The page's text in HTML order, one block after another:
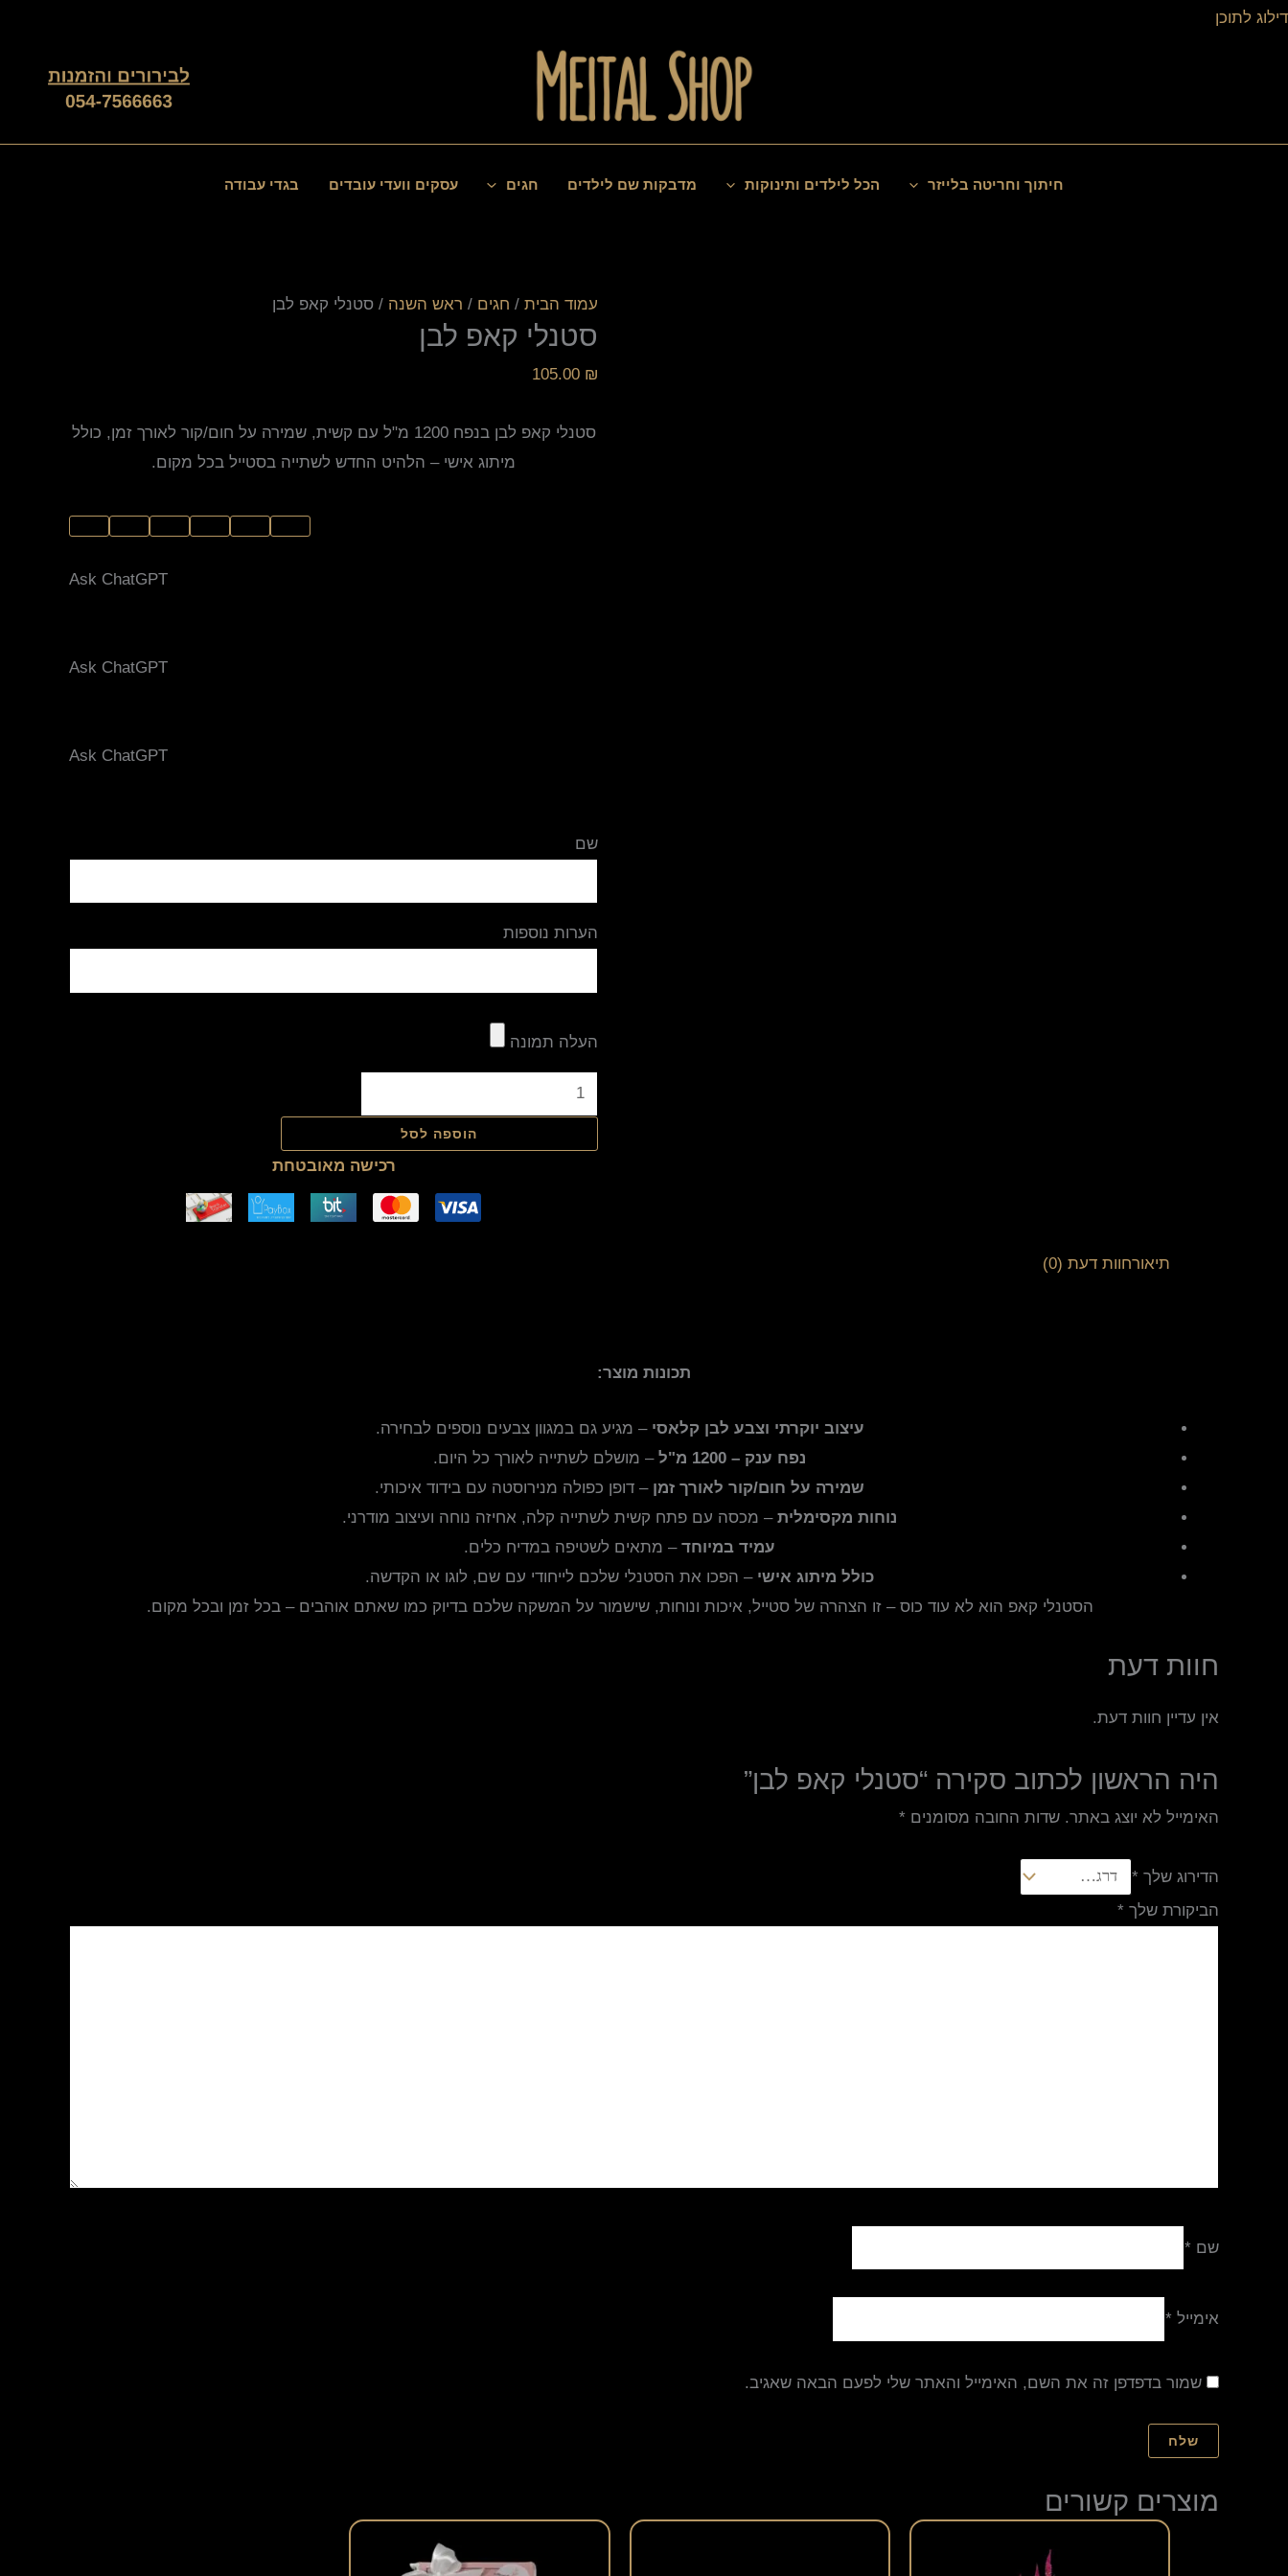
דילוג לתוכן
דילוג
חיתוך וחריטה בלייזר הכל לילדים ותינוקות מדבקות שם לילדים חגים עסקים וועדי עובדים בגדי עבודה
עמוד הבית / חגים / ראש השנה / סטנלי קאפ לבן
סטנלי קאפ לבן
105.00 ₪
סטנלי קאפ לבן בנפח 1200 מ"ל עם קשית, שמירה על חום/קור לאורך זמן, כולל
מיתוג אישי – הלהיט החדש לשתייה בסטייל בכל מקום.
Ask ChatGPT
Ask ChatGPT
Ask ChatGPT
שם
הערות נוספות
העלה תמונה
כמות
סטנלי
הוספה לסל
רכישה מאובטחת
תיאורחוות דעת (0)
תכונות מוצר:
עיצוב יוקרתי וצבע לבן קלאסי – מגיע גם במגוון צבעים נוספים לבחירה.
נפח ענק – 1200 מ"ל
– מושלם לשתייה לאורך כל היום.
שמירה על חום/קור לאורך זמן – דופן כפולה מנירוסטה עם בידוד איכותי.
נוחות מקסימלית – מכסה עם פתח קשית לשתייה קלה, אחיזה נוחה ועיצוב מודרני.
עמיד במיוחד – מתאים לשטיפה במדיח כלים.
כולל מיתוג אישי – הפכו את הסטנלי שלכם לייחודי עם שם, לוגו או הקדשה.
הסטנלי קאפ הוא לא עוד כוס – זו הצהרה של סטייל, איכות ונוחות, שישמור על המשקה שלכם בדיוק כמו שאתם אוהבים – בכל זמן ובכל מקום.
חוות דעת
אין עדיין חוות דעת.
היה הראשון לכתוב סקירה “סטנלי קאפ לבן”
האימייל לא יוצג באתר. שדות החובה מסומנים *
הדירוג שלך *
הביקורת שלך *
שם *
אימייל *
שמור בדפדפן זה את השם, האימייל והאתר שלי לפעם הבאה שאגיב.
מוצרים קשורים